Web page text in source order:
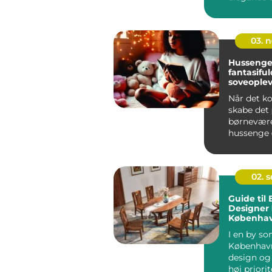
03.
Når det
skabe
hussenge
02.
Guide til
Designer
I en by
design
høj